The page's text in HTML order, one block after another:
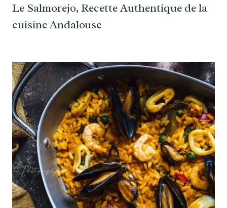
Le Salmorejo, Recette Authentique de la
cuisine Andalouse